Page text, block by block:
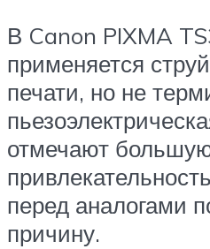
В Canon PIXMA
применяется
печати, но не
отмечают
перед аналогами
причину.